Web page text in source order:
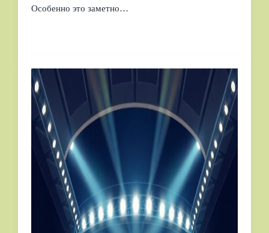
Особенно это заметно…